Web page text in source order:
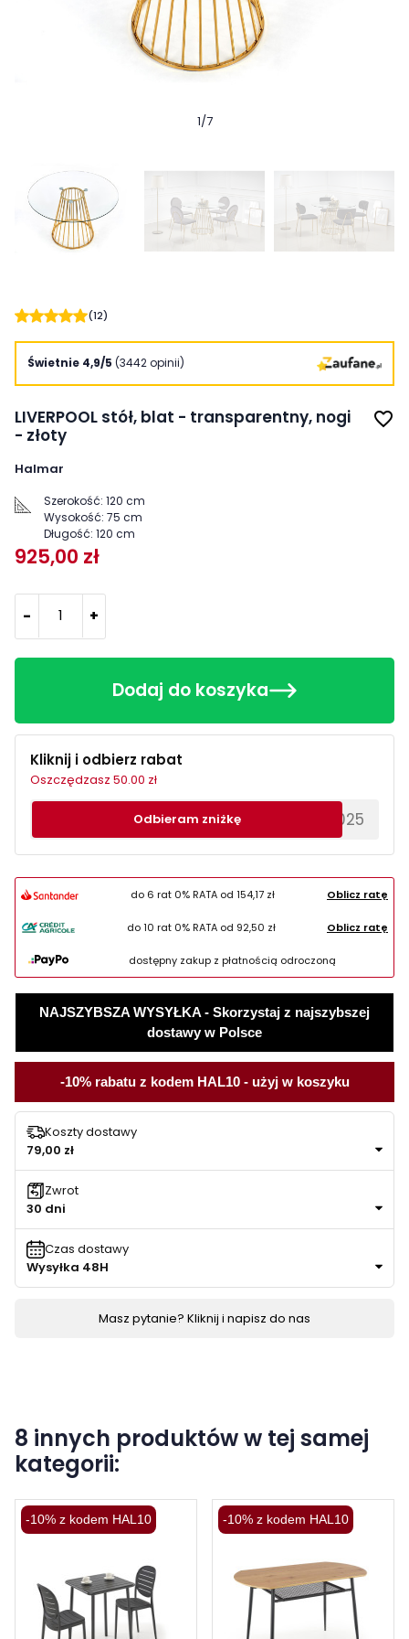
1/7
(12)
Świetnie 4,9/5 (3442 opinii)
LIVERPOOL stół, blat - transparentny, nogi
- złoty
favorite_border
Halmar
Szerokość: 120 cm
Wysokość: 75 cm
Długość: 120 cm
925,00 zł
- +
Dodaj do koszyka
Kliknij i odbierz rabat
Oszczędzasz 50.00 zł
********EWS2025
Odbieram zniżkę
do 6 rat 0% RATA od154,17 zł Oblicz ratę
do 10 rat 0% RATA od 92,50 zł Oblicz ratę
dostępny zakup z płatnością odroczoną
NAJSZYBSZA WYSYŁKA - Skorzystaj z najszybszej
dostawy w Polsce
-10% rabatu z kodem HAL10 - użyj w koszyku
Koszty dostawy
79,00 zł
Zwrot
30 dni
Czas dostawy
Wysyłka 48H
Masz pytanie? Kliknij i napisz do nas
8 innych produktów w tej samej
kategorii:
-10% z kodem HAL10 -10% z kodem HAL10